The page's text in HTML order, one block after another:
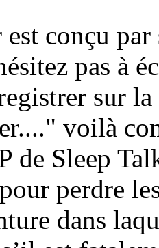
conçu
pas à
sur
voilà
de Sleep
perdre
dans